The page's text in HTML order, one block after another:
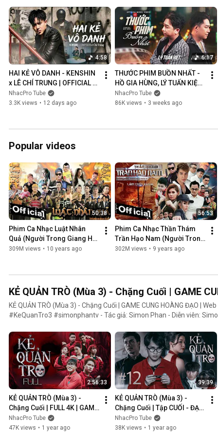
4:58
HAI KẺ VÔ DANH - KENSHIN
x LÊ CHÍ TRUNG | OFFICIAL
MUSIC VIDEO
NhacPro Tube
3.3K views • 12 days ago
6:17
THƯỚC PHIM BUỒN NHẤT -
HỒ GIA HÙNG, LÝ TUẤN KIỆT |
OFFICIAL MUSIC VIDEO
NhacPro Tube
86K views • 3 weeks ago
Popular videos
50:38
Phim Ca Nhạc Luật Nhân
Quả (Người Trong Giang Hồ
4) - Lâm Chấn Khang 2016
309M views • 10 years ago
56:53
Phim Ca Nhạc Thần Thám
Trần Hạo Nam (Người Trong
Giang Hồ 5) - Lâm Chấn
302M views • 9 years ago
KẺ QUẢN TRÒ (Mùa 3) - Chặng Cuối | GAME
KẺ QUẢN TRÒ (Mùa 3) - Chặng Cuối | GAME CUNG HOÀNG ĐẠO |
#KeQuanTro3 #simonphantv - Tác giả: Simon Phan - Diễn viên: Simon Phan, Bnat, Huỳnh Nhựt,
hơi hướng của show truyền hình thực tế, nhưng dần trở nên đen tối
người chiến thắng cuối cùng?. Mục đích của KẺ QUẢN TRÒ là gì?. Và
mặt nạ. Tất cả sẽ tiết lộ trong seri web drama KẺ QUẢN TRÒ (Mùa
Huỳnh Nhựt _ Diễn viên Huỳnh Nhựt Bnat _ Ca sĩ Bnat Bảo Ngân _
TikToker Trúc Khánh Duy _ Nghệ sĩ Khánh Duy Simon Phan _ Em trai
2:56:33
KẺ QUẢN TRÒ (Mùa 3) -
Chặng Cuối | FULL 4K | GAME
CUNG HOÀNG ĐẠO || Web
Drama 2025
NhacPro Tube
47K views • 1 year ago
39:39
KẺ QUẢN TRÒ (Mùa 3) -
Chặng Cuối | Tập CUỐI - ĐẠI
KẾT CỤC | GAME CUNG
HOÀNG ĐẠO || Web Drama
NhacPro Tube
38K views • 1 year ago